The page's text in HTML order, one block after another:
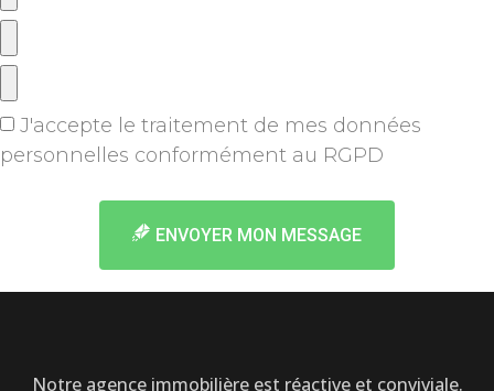
J'accepte le traitement de mes données
personnelles conformément au RGPD
ENVOYER MON MESSAGE
Notre agence immobilière est réactive et conviviale.